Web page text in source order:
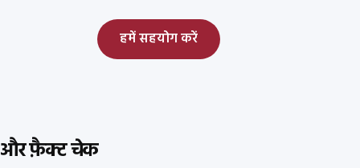
हमें सहयोग करें
और फ़ैक्ट चेक